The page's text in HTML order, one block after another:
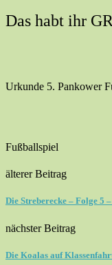
Das habt ihr
Urkunde 5. Pankower
Fußballspiel
älterer Beitrag
Die Streberecke – Folge 5
nächster Beitrag
Die Koalas auf